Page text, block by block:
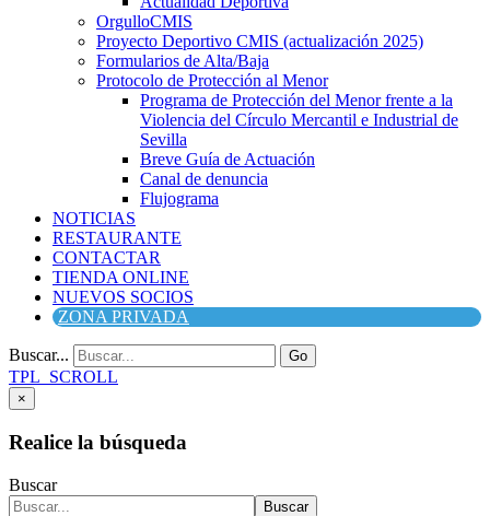
OrgulloCMIS
Proyecto Deportivo CMIS (actualización 2025)
Formularios de Alta/Baja
Protocolo de Protección al Menor
Programa de Protección del Menor frente a la
Violencia del Círculo Mercantil e Industrial de
Sevilla
Breve Guía de Actuación
Canal de denuncia
Flujograma
NOTICIAS
RESTAURANTE
CONTACTAR
TIENDA ONLINE
NUEVOS SOCIOS
ZONA PRIVADA
Buscar... Go
TPL_SCROLL
×
Realice la búsqueda
Buscar
Buscar